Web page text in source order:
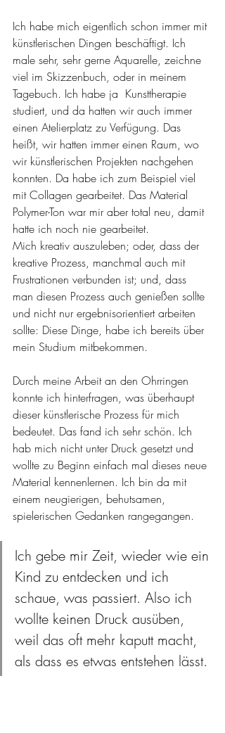
Ich habe mich eigentlich schon immer mit
künstlerischen Dingen beschäftigt. Ich
male sehr, sehr gerne Aquarelle, zeichne
viel im Skizzenbuch, oder in meinem
Tagebuch. Ich habe ja  Kunsttherapie
studiert, und da hatten wir auch immer
einen Atelierplatz zu Verfügung. Das
heißt, wir hatten immer einen Raum, wo
wir künstlerischen Projekten nachgehen
konnten. Da habe ich zum Beispiel viel
mit Collagen gearbeitet. Das Material
Polymer-Ton war mir aber total neu, damit
hatte ich noch nie gearbeitet.
Mich kreativ auszuleben; oder, dass der
kreative Prozess, manchmal auch mit
Frustrationen verbunden ist; und, dass
man diesen Prozess auch genießen sollte
und nicht nur ergebnisorientiert arbeiten
sollte: Diese Dinge, habe ich bereits über
mein Studium mitbekommen.
Durch meine Arbeit an den Ohrringen
konnte ich hinterfragen, was überhaupt
dieser künstlerische Prozess für mich
bedeutet. Das fand ich sehr schön. Ich
hab mich nicht unter Druck gesetzt und
wollte zu Beginn einfach mal dieses neue
Material kennenlernen. Ich bin da mit
einem neugierigen, behutsamen,
spielerischen Gedanken rangegangen.
Ich gebe mir Zeit, wieder wie ein
Kind zu entdecken und ich
schaue, was passiert. Also ich
wollte keinen Druck ausüben,
weil das oft mehr kaputt macht,
als dass es etwas entstehen lässt.